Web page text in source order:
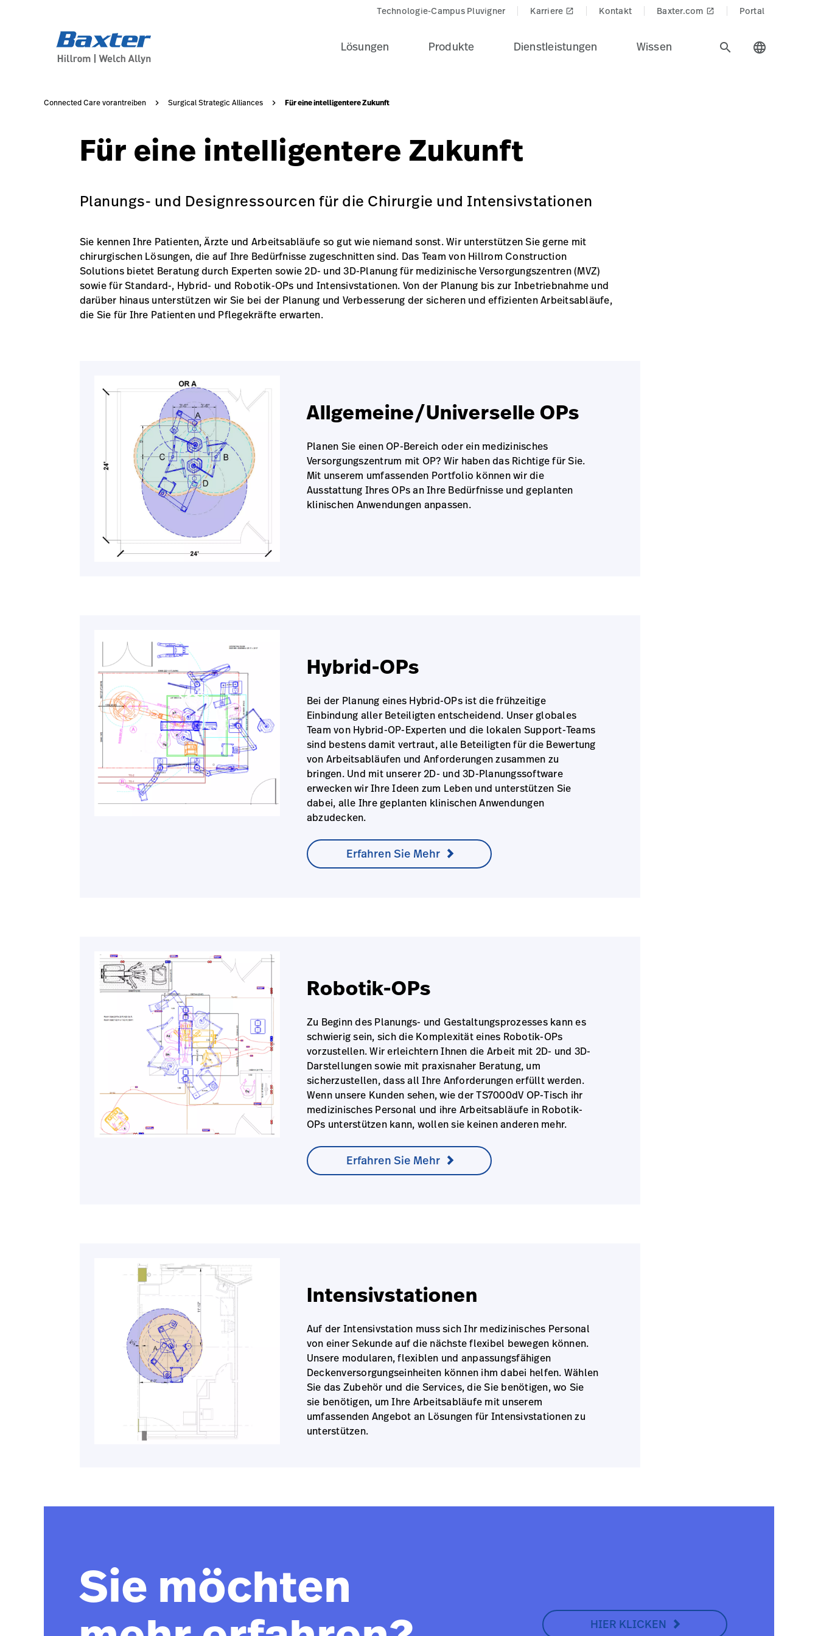
Technologie-Campus Pluvigner Karriere launch Kontakt Baxter.com launch Portal
Lösungen Produkte Dienstleistungen Wissen search language
Connected Care vorantreiben Surgical Strategic Alliances Für eine intelligentere Zukunft
Für eine intelligentere Zukunft
Planungs- und Designressourcen für die Chirurgie und Intensivstationen
Sie kennen Ihre Patienten, Ärzte und Arbeitsabläufe so gut wie niemand sonst. Wir unterstützen Sie gerne mit
chirurgischen Lösungen, die auf Ihre Bedürfnisse zugeschnitten sind. Das Team von Hillrom Construction
Solutions bietet Beratung durch Experten sowie 2D- und 3D-Planung für medizinische Versorgungszentren (MVZ)
sowie für Standard-, Hybrid- und Robotik-OPs und Intensivstationen. Von der Planung bis zur Inbetriebnahme und
darüber hinaus unterstützen wir Sie bei der Planung und Verbesserung der sicheren und effizienten Arbeitsabläufe,
die Sie für Ihre Patienten und Pflegekräfte erwarten.
Allgemeine/Universelle OPs
Planen Sie einen OP-Bereich oder ein medizinisches
Versorgungszentrum mit OP? Wir haben das Richtige für Sie.
Mit unserem umfassenden Portfolio können wir die
Ausstattung Ihres OPs an Ihre Bedürfnisse und geplanten
klinischen Anwendungen anpassen.
Hybrid-OPs
Bei der Planung eines Hybrid-OPs ist die frühzeitige
Einbindung aller Beteiligten entscheidend. Unser globales
Team von Hybrid-OP-Experten und die lokalen Support-Teams
sind bestens damit vertraut, alle Beteiligten für die Bewertung
von Arbeitsabläufen und Anforderungen zusammen zu
bringen. Und mit unserer 2D- und 3D-Planungssoftware
erwecken wir Ihre Ideen zum Leben und unterstützen Sie
dabei, alle Ihre geplanten klinischen Anwendungen
abzudecken.
Erfahren Sie Mehr
Robotik-OPs
Zu Beginn des Planungs- und Gestaltungsprozesses kann es
schwierig sein, sich die Komplexität eines Robotik-OPs
vorzustellen. Wir erleichtern Ihnen die Arbeit mit 2D- und 3D-
Darstellungen sowie mit praxisnaher Beratung, um
sicherzustellen, dass all Ihre Anforderungen erfüllt werden.
Wenn unsere Kunden sehen, wie der TS7000dV OP-Tisch ihr
medizinisches Personal und ihre Arbeitsabläufe in Robotik-
OPs unterstützen kann, wollen sie keinen anderen mehr.
Erfahren Sie Mehr
Intensivstationen
Auf der Intensivstation muss sich Ihr medizinisches Personal
von einer Sekunde auf die nächste flexibel bewegen können.
Unsere modularen, flexiblen und anpassungsfähigen
Deckenversorgungseinheiten können ihm dabei helfen. Wählen
Sie das Zubehör und die Services, die Sie benötigen, wo Sie
sie benötigen, um Ihre Arbeitsabläufe mit unserem
umfassenden Angebot an Lösungen für Intensivstationen zu
unterstützen.
Sie möchten
HIER KLICKEN